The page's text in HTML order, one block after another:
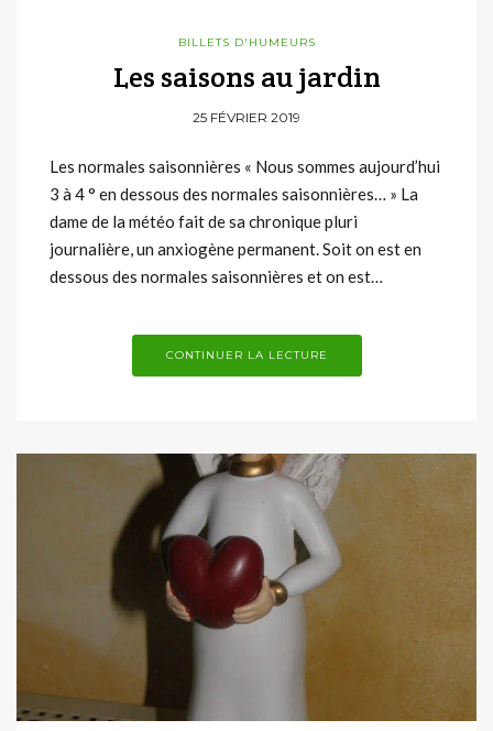
BILLETS D'HUMEURS
Les saisons au jardin
25 FÉVRIER 2019
Les normales saisonnières « Nous sommes aujourd’hui
3 à 4 ° en dessous des normales saisonnières… » La
dame de la météo fait de sa chronique pluri
journalière, un anxiogène permanent. Soit on est en
dessous des normales saisonnières et on est…
CONTINUER LA LECTURE